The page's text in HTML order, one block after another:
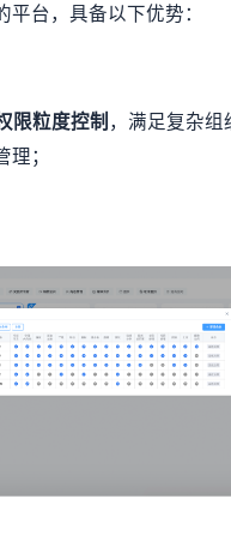
平台，具备以下优势：
限粒度控制 ，满足复杂组
；